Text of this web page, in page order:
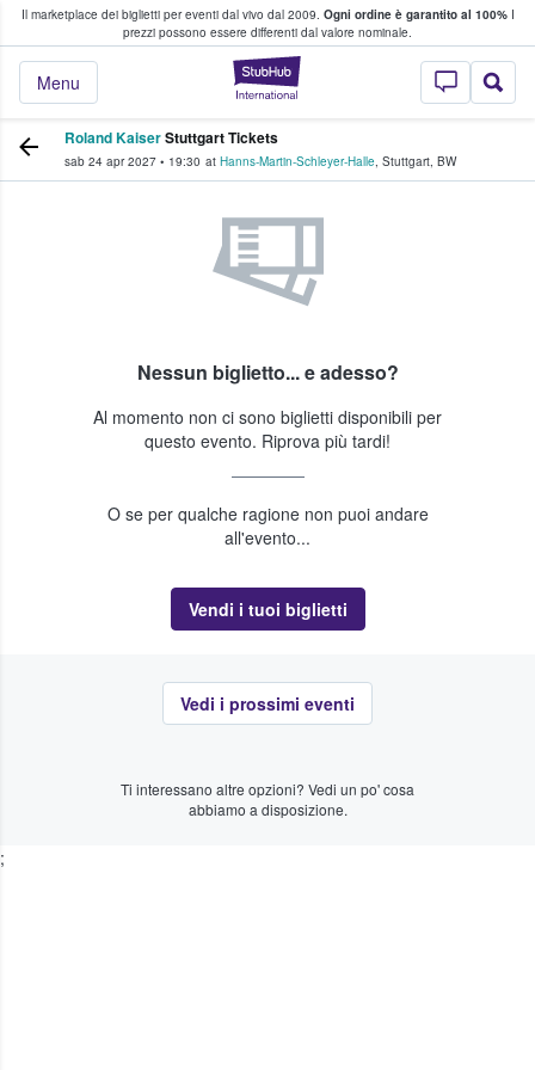
Il marketplace dei biglietti per eventi dal vivo dal 2009. Ogni ordine è garantito al 100%I
prezzi possono essere differenti dal valore nominale.
StubHub - Dove
Menu
fan comprano e vendono biglietti
Roland KaiserStuttgart Tickets
sab 24 apr 2027 • 19:30 at Hanns-Martin-Schleyer-Halle, Stuttgart, BW
Nessun biglietto... e adesso?
Al momento non ci sono biglietti disponibili per
questo evento. Riprova più tardi!
O se per qualche ragione non puoi andare
all'evento...
Vendi i tuoi biglietti
Vedi i prossimi eventi
Ti interessano altre opzioni? Vedi un po' cosa
abbiamo a disposizione.
;